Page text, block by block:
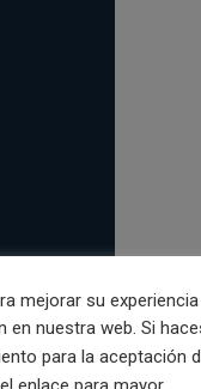
mejorar su
en nuestra web. Si
para la aceptación